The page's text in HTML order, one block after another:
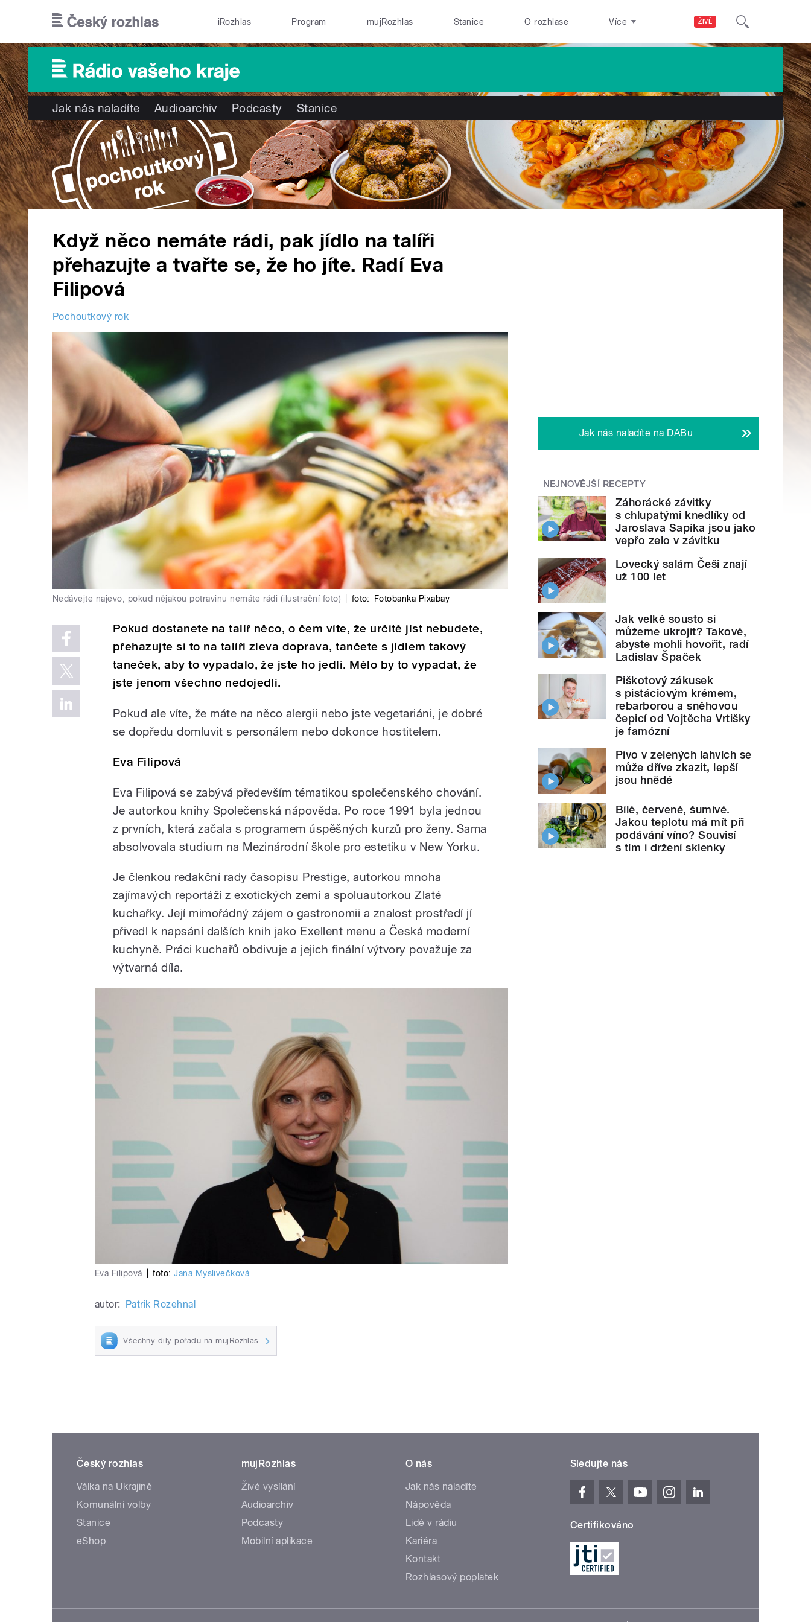
ŽIVĚ
iRozhlas Program mujRozhlas Stanice O rozhlase Více
Jak nás naladíte Audioarchiv Podcasty Stanice
Když něco nemáte rádi, pak jídlo na talíři
přehazujte a tvařte se, že ho jíte. Radí Eva
Filipová
Pochoutkový rok
Nedávejte najevo, pokud nějakou potravinu nemáte rádi (ilustrační foto) foto: Fotobanka Pixabay
Pokud dostanete na talíř něco, o čem víte, že určitě jíst nebudete,
přehazujte si to na talíři zleva doprava, tančete s jídlem takový
taneček, aby to vypadalo, že jste ho jedli. Mělo by to vypadat, že
jste jenom všechno nedojedli.
Pokud ale víte, že máte na něco alergii nebo jste vegetariáni, je dobré
se dopředu domluvit s personálem nebo dokonce hostitelem.
Eva Filipová
Eva Filipová se zabývá především tématikou společenského chování.
Je autorkou knihy Společenská nápověda. Po roce 1991 byla jednou
z prvních, která začala s programem úspěšných kurzů pro ženy. Sama
absolvovala studium na Mezinárodní škole pro estetiku v New Yorku.
Je členkou redakční rady časopisu Prestige, autorkou mnoha
zajímavých reportáží z exotických zemí a spoluautorkou Zlaté
kuchařky. Její mimořádný zájem o gastronomii a znalost prostředí jí
přivedl k napsání dalších knih jako Exellent menu a Česká moderní
kuchyně. Práci kuchařů obdivuje a jejich finální výtvory považuje za
výtvarná díla.
Eva Filipová foto:Jana Myslivečková
autor: Patrik Rozehnal
Všechny díly pořadu na mujRozhlas
Jak nás naladíte na DABu
NEJNOVĚJŠÍ RECEPTY
Záhorácké závitky
s chlupatými knedlíky od
Jaroslava Sapíka jsou jako
vepřo zelo v závitku
Lovecký salám Češi znají
už 100 let
Jak velké sousto si
můžeme ukrojit? Takové,
abyste mohli hovořit, radí
Ladislav Špaček
Piškotový zákusek
s pistáciovým krémem,
rebarborou a sněhovou
čepicí od Vojtěcha Vrtišky
je famózní
Pivo v zelených lahvích se
může dříve zkazit, lepší
jsou hnědé
Bílé, červené, šumivé.
Jakou teplotu má mít při
podávání víno? Souvisí
s tím i držení sklenky
Český rozhlas
Válka na Ukrajině
Komunální volby
Stanice
eShop
mujRozhlas
Živé vysílání
Audioarchiv
Podcasty
Mobilní aplikace
O nás
Jak nás naladíte
Nápověda
Lidé v rádiu
Kariéra
Kontakt
Rozhlasový poplatek
Sledujte nás
Certifikováno